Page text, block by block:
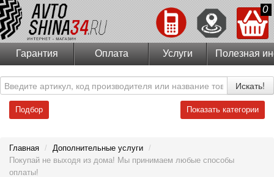
0
Гарантия Оплата Услуги Полезная
Искать!
Подбор Показать категории
Главная / Дополнительные услуги /
Покупай не выходя из дома! Мы принимаем любые способы
оплаты!